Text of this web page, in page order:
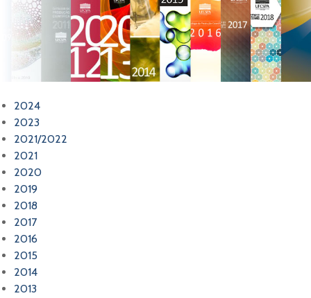
2024
2023
2021/2022
2021
2020
2019
2018
2017
2016
2015
2014
2013